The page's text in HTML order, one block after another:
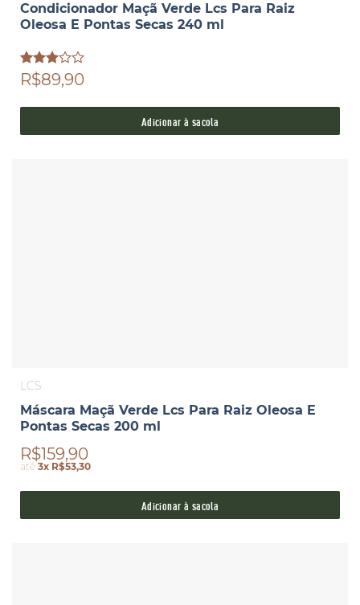
Condicionador Maçã Verde Lcs Para Raiz
Oleosa E Pontas Secas 240 ml
Avaliação
3.00
R$89,90
Adicionar à sacola
LCS
Máscara Maçã Verde Lcs Para Raiz Oleosa E
Pontas Secas 200 ml
R$159,90
até3x R$53,30
Adicionar à sacola